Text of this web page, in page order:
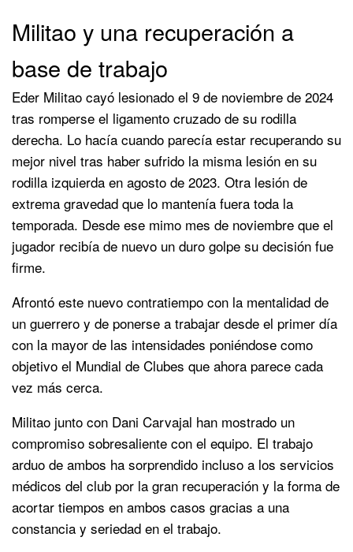
Militao y una recuperación a
base de trabajo
Eder Militao cayó lesionado el 9 de noviembre de 2024
tras romperse el ligamento cruzado de su rodilla
derecha. Lo hacía cuando parecía estar recuperando su
mejor nivel tras haber sufrido la misma lesión en su
rodilla izquierda en agosto de 2023. Otra lesión de
extrema gravedad que lo mantenía fuera toda la
temporada. Desde ese mimo mes de noviembre que el
jugador recibía de nuevo un duro golpe su decisión fue
firme.
Afrontó este nuevo contratiempo con la mentalidad de
un guerrero y de ponerse a trabajar desde el primer día
con la mayor de las intensidades poniéndose como
objetivo el Mundial de Clubes que ahora parece cada
vez más cerca.
Militao junto con Dani Carvajal han mostrado un
compromiso sobresaliente con el equipo. El trabajo
arduo de ambos ha sorprendido incluso a los servicios
médicos del club por la gran recuperación y la forma de
acortar tiempos en ambos casos gracias a una
constancia y seriedad en el trabajo.